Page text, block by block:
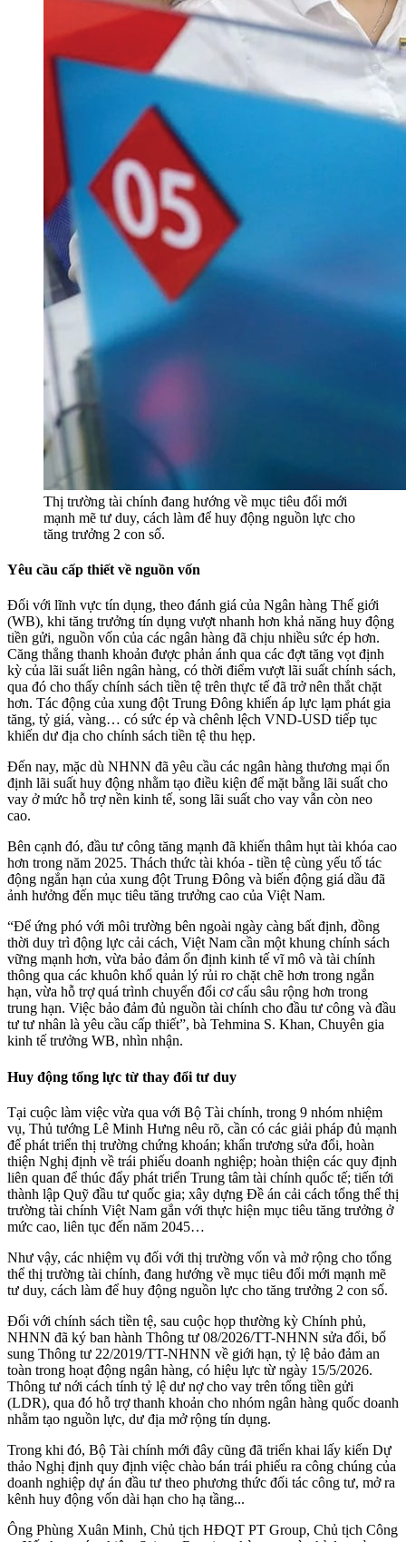
Thị trường tài chính đang hướng về mục tiêu đổi mới
mạnh mẽ tư duy, cách làm để huy động nguồn lực cho
tăng trưởng 2 con số.
Yêu cầu cấp thiết về nguồn vốn
Đối với lĩnh vực tín dụng, theo đánh giá của Ngân hàng Thế giới
(WB), khi tăng trưởng tín dụng vượt nhanh hơn khả năng huy động
tiền gửi, nguồn vốn của các ngân hàng đã chịu nhiều sức ép hơn.
Căng thẳng thanh khoản được phản ánh qua các đợt tăng vọt định
kỳ của lãi suất liên ngân hàng, có thời điểm vượt lãi suất chính sách,
qua đó cho thấy chính sách tiền tệ trên thực tế đã trở nên thắt chặt
hơn. Tác động của xung đột Trung Đông khiến áp lực lạm phát gia
tăng, tỷ giá, vàng… có sức ép và chênh lệch VND-USD tiếp tục
khiến dư địa cho chính sách tiền tệ thu hẹp.
Đến nay, mặc dù NHNN đã yêu cầu các ngân hàng thương mại ổn
định lãi suất huy động nhằm tạo điều kiện để mặt bằng lãi suất cho
vay ở mức hỗ trợ nền kinh tế, song lãi suất cho vay vẫn còn neo
cao.
Bên cạnh đó, đầu tư công tăng mạnh đã khiến thâm hụt tài khóa cao
hơn trong năm 2025. Thách thức tài khóa - tiền tệ cùng yếu tố tác
động ngắn hạn của xung đột Trung Đông và biến động giá dầu đã
ảnh hưởng đến mục tiêu tăng trưởng cao của Việt Nam.
“Để ứng phó với môi trường bên ngoài ngày càng bất định, đồng
thời duy trì động lực cải cách, Việt Nam cần một khung chính sách
vững mạnh hơn, vừa bảo đảm ổn định kinh tế vĩ mô và tài chính
thông qua các khuôn khổ quản lý rủi ro chặt chẽ hơn trong ngắn
hạn, vừa hỗ trợ quá trình chuyển đổi cơ cấu sâu rộng hơn trong
trung hạn. Việc bảo đảm đủ nguồn tài chính cho đầu tư công và đầu
tư tư nhân là yêu cầu cấp thiết”, bà Tehmina S. Khan, Chuyên gia
kinh tế trưởng WB, nhìn nhận.
Huy động tổng lực từ thay đổi tư duy
Tại cuộc làm việc vừa qua với Bộ Tài chính, trong 9 nhóm nhiệm
vụ, Thủ tướng Lê Minh Hưng nêu rõ, cần có các giải pháp đủ mạnh
để phát triển thị trường chứng khoán; khẩn trương sửa đổi, hoàn
thiện Nghị định về trái phiếu doanh nghiệp; hoàn thiện các quy định
liên quan để thúc đẩy phát triển Trung tâm tài chính quốc tế; tiến tới
thành lập Quỹ đầu tư quốc gia; xây dựng Đề án cải cách tổng thể thị
trường tài chính Việt Nam gắn với thực hiện mục tiêu tăng trưởng ở
mức cao, liên tục đến năm 2045…
Như vậy, các nhiệm vụ đối với thị trường vốn và mở rộng cho tổng
thể thị trường tài chính, đang hướng về mục tiêu đổi mới mạnh mẽ
tư duy, cách làm để huy động nguồn lực cho tăng trưởng 2 con số.
Đối với chính sách tiền tệ, sau cuộc họp thường kỳ Chính phủ,
NHNN đã ký ban hành Thông tư 08/2026/TT-NHNN sửa đổi, bổ
sung Thông tư 22/2019/TT-NHNN về giới hạn, tỷ lệ bảo đảm an
toàn trong hoạt động ngân hàng, có hiệu lực từ ngày 15/5/2026.
Thông tư nới cách tính tỷ lệ dư nợ cho vay trên tổng tiền gửi
(LDR), qua đó hỗ trợ thanh khoản cho nhóm ngân hàng quốc doanh
nhằm tạo nguồn lực, dư địa mở rộng tín dụng.
Trong khi đó, Bộ Tài chính mới đây cũng đã triển khai lấy kiến Dự
thảo Nghị định quy định việc chào bán trái phiếu ra công chúng của
doanh nghiệp dự án đầu tư theo phương thức đối tác công tư, mở ra
kênh huy động vốn dài hạn cho hạ tầng...
Ông Phùng Xuân Minh, Chủ tịch HĐQT PT Group, Chủ tịch Công